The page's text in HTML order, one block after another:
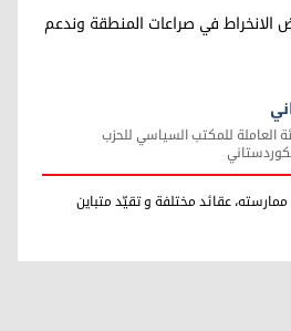
الانخراط في صراعات المنطقة وندعم
العاملة للمكتب السياسي للحزب
عقائد مختلفة و تقيّد متباين